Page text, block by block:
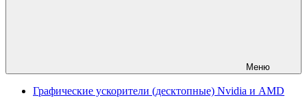
Меню
Графические ускорители (десктопные) Nvidia и AMD